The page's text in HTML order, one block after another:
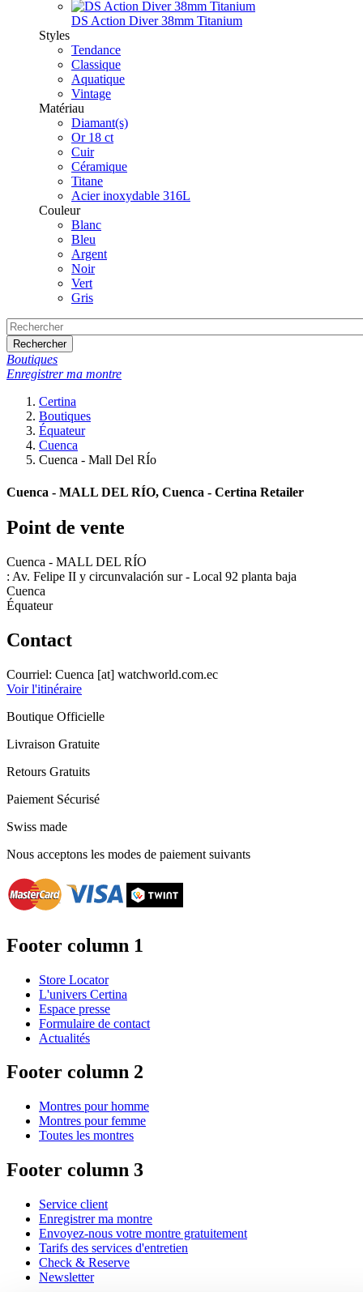
DS Action Diver 38mm Titanium
Styles
Tendance
Classique
Aquatique
Vintage
Matériau
Diamant(s)
Or 18 ct
Cuir
Céramique
Titane
Acier inoxydable 316L
Couleur
Blanc
Bleu
Argent
Noir
Vert
Gris
Rechercher
Boutiques
Enregistrer ma montre
Certina
Boutiques
Équateur
Cuenca
Cuenca - Mall Del RÍo
Cuenca - MALL DEL RÍO, Cuenca - Certina Retailer
Point de vente
Cuenca - MALL DEL RÍO
: Av. Felipe II y circunvalación sur - Local 92 planta baja
Cuenca
Équateur
Contact
Courriel: Cuenca [at] watchworld.com.ec
Voir l'itinéraire
Boutique Officielle
Livraison Gratuite
Retours Gratuits
Paiement Sécurisé
Swiss made
Nous acceptons les modes de paiement suivants
Footer column 1
Store Locator
L'univers Certina
Espace presse
Formulaire de contact
Actualités
Footer column 2
Montres pour homme
Montres pour femme
Toutes les montres
Footer column 3
Service client
Enregistrer ma montre
Envoyez-nous votre montre gratuitement
Tarifs des services d'entretien
Check & Reserve
Newsletter